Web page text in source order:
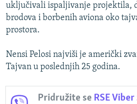
uključivali ispaljivanje projektila,
brodova i borbenih aviona oko
prostora.
Nensi Pelosi najviši je američki
Tajvan u poslednjih 25 godina.
Pridružite se RSE Viber